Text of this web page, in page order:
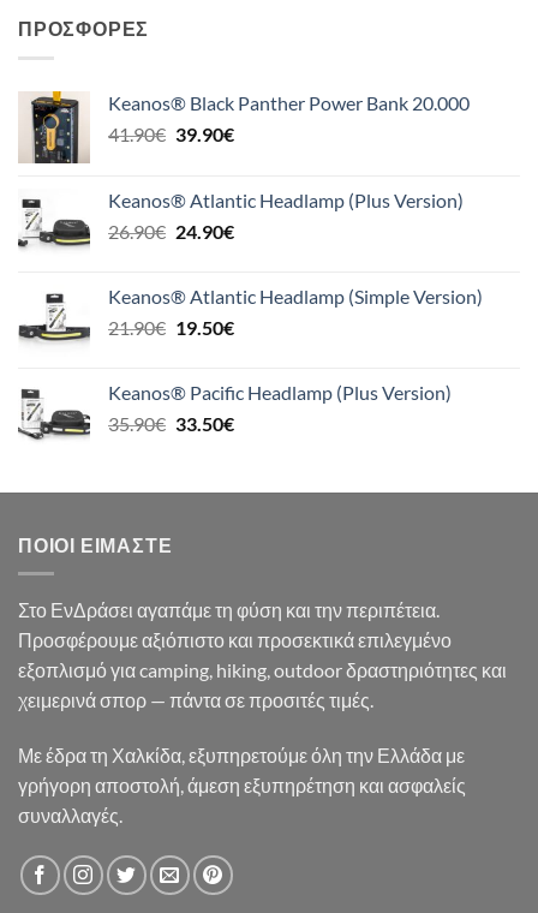
ΠΡΟΣΦΟΡΈΣ
Keanos® Black Panther Power Bank 20.000
41.90€ Original
41.90€.
39.90€Η
είναι:
39.90€.
Keanos® Atlantic Headlamp (Plus Version)
26.90€ Original
26.90€.
24.90€Η
είναι:
24.90€.
Keanos® Atlantic Headlamp (Simple Version)
21.90€ Original
21.90€.
19.50€Η
είναι:
19.50€.
Keanos® Pacific Headlamp (Plus Version)
35.90€ Original
35.90€.
33.50€Η
είναι:
ΠΟΙΟΙ ΕΊΜΑΣΤΕ
Στο ΕνΔράσει αγαπάμε τη φύση και την περιπέτεια.
Προσφέρουμε αξιόπιστο και προσεκτικά επιλεγμένο
εξοπλισμό για camping, hiking, outdoor δραστηριότητες και
χειμερινά σπορ — πάντα σε προσιτές τιμές.
Με έδρα τη Χαλκίδα, εξυπηρετούμε όλη την Ελλάδα με
γρήγορη αποστολή, άμεση εξυπηρέτηση και ασφαλείς
συναλλαγές.